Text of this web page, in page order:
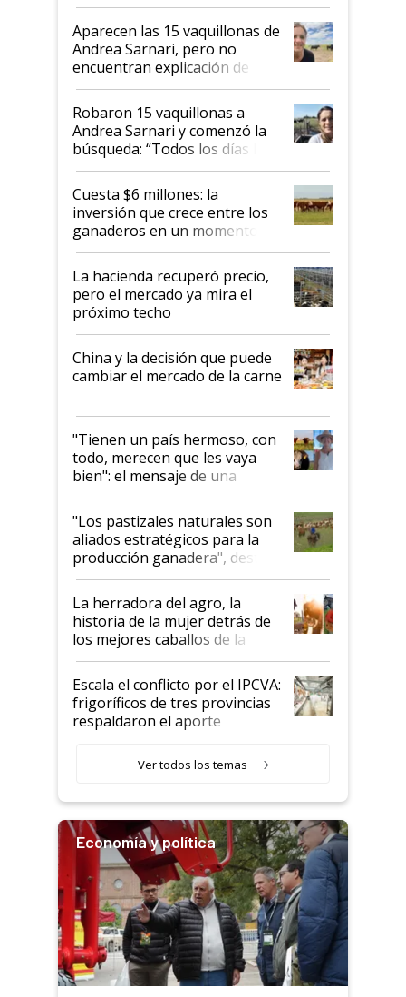
mandato muy claro del gobierno
nacional"
Aparecen las 15 vaquillonas de
Andrea Sarnari, pero no
encuentran explicación de
cómo llegaron allí
Robaron 15 vaquillonas a
Andrea Sarnari y comenzó la
búsqueda: “Todos los días le
toca a algún productor”
Cuesta $6 millones: la
inversión que crece entre los
ganaderos en un momento
histórico para la actividad
La hacienda recuperó precio,
pero el mercado ya mira el
próximo techo
China y la decisión que puede
cambiar el mercado de la carne
"Tienen un país hermoso, con
todo, merecen que les vaya
bien": el mensaje de una
ganadera uruguaya sobre las
oportunidades que se abren
para el agro en Argentina, con
foco en la carne
"Los pastizales naturales son
aliados estratégicos para la
producción ganadera", destaca
la iniciativa que ya reúne a 46
establecimientos en Argentina
La herradora del agro, la
historia de la mujer detrás de
los mejores caballos de la
Argentina y los mitos que
todavía hacen sufrir a estos
animales: "Mientras me
descalificaban, yo seguí
haciendo currículum"
Escala el conflicto por el IPCVA:
frigoríficos de tres provincias
respaldaron el aporte
Ver todos los temas
Economía y política